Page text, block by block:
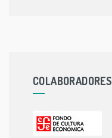
COLABORADORES